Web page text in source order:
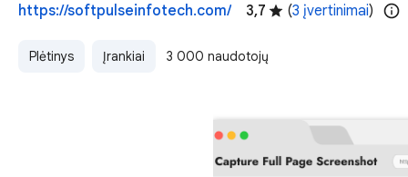
https://softpulseinfotech.com/ 3,7 (3 įvertinimai)
Plėtinys Įrankiai 3 000 naudotojų